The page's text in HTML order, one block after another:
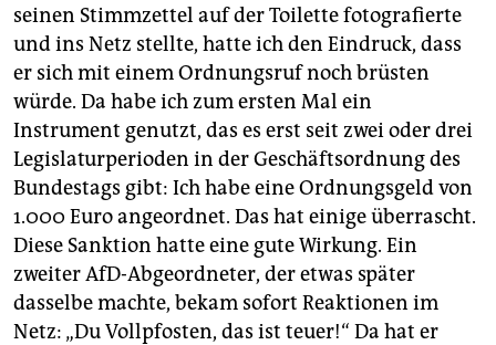
seinen Stimmzettel auf der Toilette fotografierte
und ins Netz stellte, hatte ich den Eindruck, dass
er sich mit einem Ordnungsruf noch brüsten
würde. Da habe ich zum ersten Mal ein
Instrument genutzt, das es erst seit zwei oder drei
Legislaturperioden in der Geschäftsordnung des
Bundestags gibt: Ich habe eine Ordnungsgeld von
1.000 Euro angeordnet. Das hat einige überrascht.
Diese Sanktion hatte eine gute Wirkung. Ein
zweiter AfD-Abgeordneter, der etwas später
dasselbe machte, bekam sofort Reaktionen im
Netz: „Du Vollpfosten, das ist teuer!“ Da hat er